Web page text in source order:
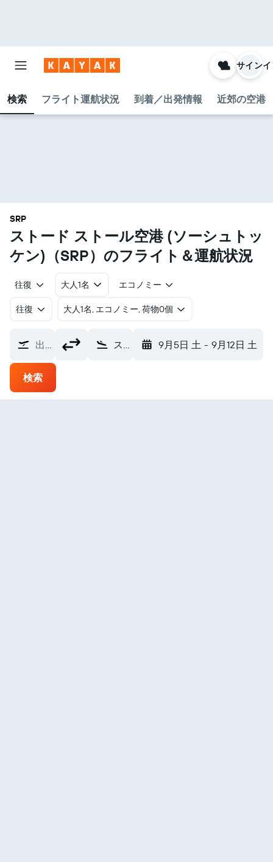
検索 フライト運航状況 到着／出発情報 近郊の空港
サイン
SRP
ストード ストール空港 (ソーシュトッ
ケン)​（SRP​）のフライト＆運航状況
往復 大人1名 エコノミー
往復 ​大人1名, エコノミー, 荷物0個
出発地 ストード ストール空港 (ソーシュトッケン) (SRP) 9月5日 土 - 9月12日 土
検索